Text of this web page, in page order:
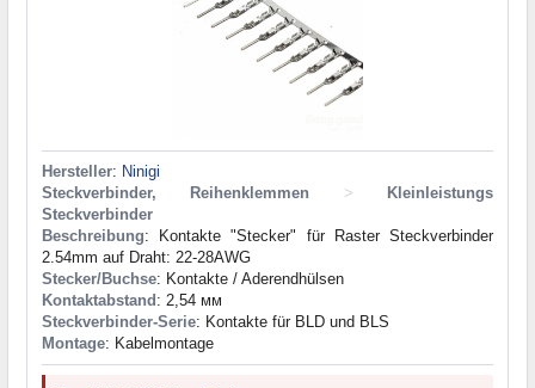
Hersteller: Ninigi
Steckverbinder, Reihenklemmen
>
Kleinleistungs
Steckverbinder
Beschreibung: Kontakte "Stecker" für Raster Steckverbinder
2.54mm auf Draht: 22-28AWG
Stecker/Buchse: Kontakte / Aderendhülsen
Kontaktabstand: 2,54 мм
Steckverbinder-Serie: Kontakte für BLD und BLS
Montage: Kabelmontage